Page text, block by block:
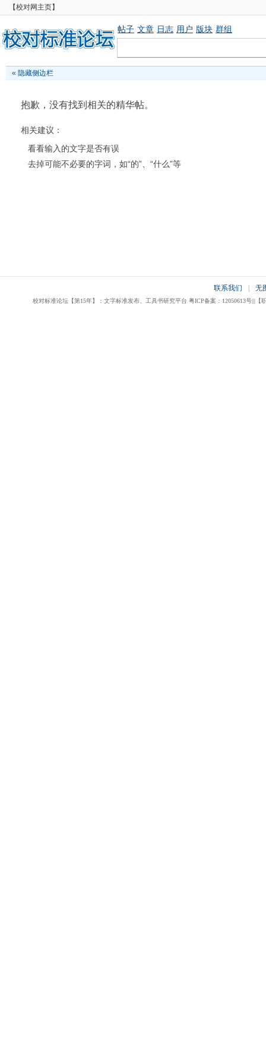
【校对网主页】
帖子 文章 日志 用户 版块 群组
« 隐藏侧边栏
抱歉，没有找到相关的精华帖。
相关建议：
看看输入的文字是否有误
去掉可能不必要的字词，如“的”、“什么”等
联系我们 无
校对标准论坛【第15年】：文字标准发布、工具书研究平台 粤ICP备案：12050613号|||【